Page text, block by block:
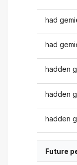
had
had
hadden
hadden
hadden
Future